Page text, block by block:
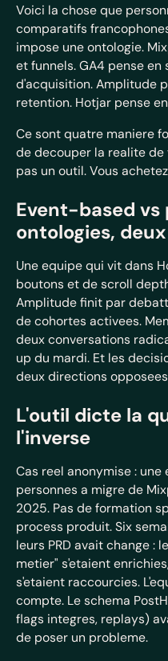
Voici la chose que
comparatifs
impose une ontologie.
et funnels. GA4 pense en
d'acquisition. Amplitude
retention. Hotjar pense
Ce sont quatre maniere
de decouper la realite de
pas un outil. Vous
Event-based vs
ontologies,
Une equipe qui vit dans
boutons et de scroll
Amplitude finit par
de cohortes activees.
deux conversations
up du mardi. Et les
deux directions
L'outil dicte la
l'inverse
Cas reel anonymise : une
personnes a migre de
2025. Pas de formation
process produit. Six
leurs PRD avait change :
metier" s'etaient
s'etaient raccourcies.
compte. Le schema
flags integres, replays)
de poser un probleme.